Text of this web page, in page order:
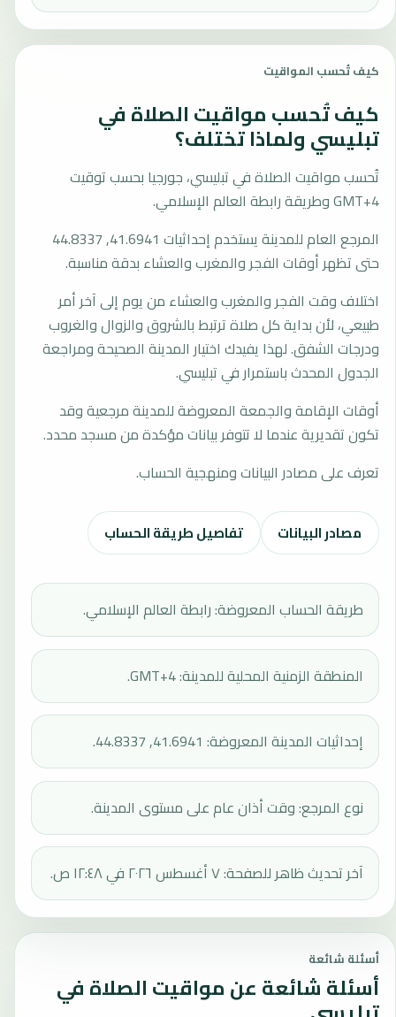
كيف تُحسب المواقيت
كيف تُحسب مواقيت الصلاة في
تبليسي ولماذا تختلف؟
تُحسب مواقيت الصلاة في تبليسي، جورجيا بحسب توقيت
GMT+4 وطريقة رابطة العالم الإسلامي.
المرجع العام للمدينة يستخدم إحداثيات 41.6941, 44.8337
حتى تظهر أوقات الفجر والمغرب والعشاء بدقة مناسبة.
اختلاف وقت الفجر والمغرب والعشاء من يوم إلى آخر أمر
طبيعي، لأن بداية كل صلاة ترتبط بالشروق والزوال والغروب
ودرجات الشفق. لهذا يفيدك اختيار المدينة الصحيحة ومراجعة
الجدول المحدث باستمرار في تبليسي.
أوقات الإقامة والجمعة المعروضة للمدينة مرجعية وقد
تكون تقديرية عندما لا تتوفر بيانات مؤكدة من مسجد محدد.
تعرف على مصادر البيانات ومنهجية الحساب.
مصادر البيانات تفاصيل طريقة الحساب
طريقة الحساب المعروضة: رابطة العالم الإسلامي.
المنطقة الزمنية المحلية للمدينة: GMT+4.
إحداثيات المدينة المعروضة: 41.6941, 44.8337.
نوع المرجع: وقت أذان عام على مستوى المدينة.
آخر تحديث ظاهر للصفحة: ٧ أغسطس ٢٠٢٦ في ١٢:٤٨ ص.
أسئلة شائعة
أسئلة شائعة عن مواقيت الصلاة في